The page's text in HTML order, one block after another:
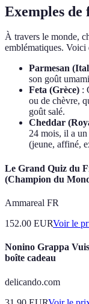
Exemples de
À travers le monde,
emblématiques. Voici
Parmesan
son goût
Feta (Grèce) :
ou de chèvre,
goût salé.
Cheddar
24 mois, il a un
(jeune, affiné,
Le Grand Quiz du
(Champion du
Ammareal FR
152.00 EURVoir le
Nonino Grappa
boîte cadeau
delicando.com